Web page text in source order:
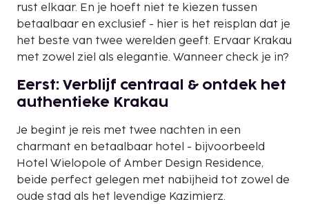
rust elkaar. En je hoeft niet te kiezen tussen
betaalbaar en exclusief - hier is het reisplan dat je
het beste van twee werelden geeft. Ervaar Krakau
met zowel ziel als elegantie. Wanneer check je in?
Eerst: Verblijf centraal & ontdek het
authentieke Krakau
Je begint je reis met twee nachten in een
charmant en betaalbaar hotel - bijvoorbeeld
Hotel Wielopole of Amber Design Residence,
beide perfect gelegen met nabijheid tot zowel de
oude stad als het levendige Kazimierz.